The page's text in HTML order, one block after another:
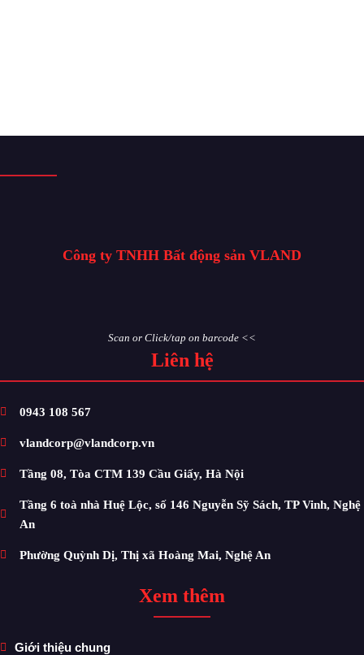
Công ty TNHH Bất động sản VLAND
Scan or Click/tap on barcode <<
Liên hệ
0943 108 567
vlandcorp@vlandcorp.vn
Tầng 08, Tòa CTM 139 Cầu Giấy, Hà Nội
Tầng 6 toà nhà Huệ Lộc, số 146 Nguyễn Sỹ Sách, TP Vinh, Nghệ
An
Phường Quỳnh Dị, Thị xã Hoàng Mai, Nghệ An
Xem thêm
Giới thiệu chung